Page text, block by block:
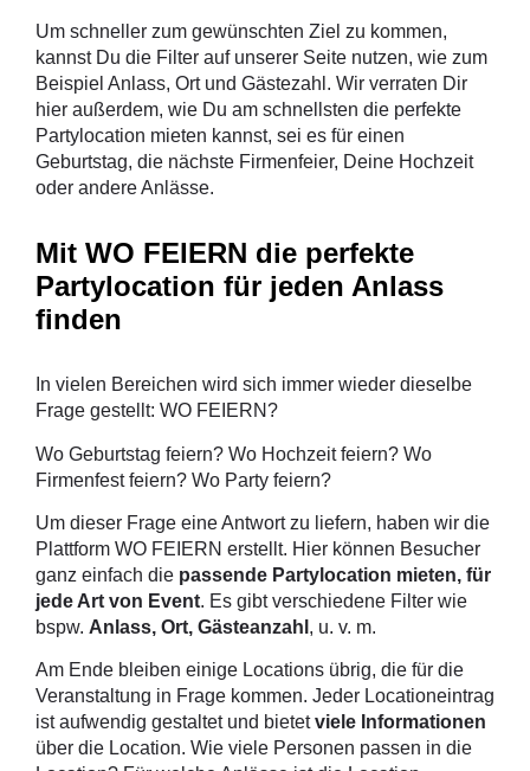
Um schneller zum gewünschten Ziel zu kommen,
kannst Du die Filter auf unserer Seite nutzen, wie zum
Beispiel Anlass, Ort und Gästezahl. Wir verraten Dir
hier außerdem, wie Du am schnellsten die perfekte
Partylocation mieten kannst, sei es für einen
Geburtstag, die nächste Firmenfeier, Deine Hochzeit
oder andere Anlässe.
Mit WO FEIERN die perfekte
Partylocation für jeden Anlass
finden
In vielen Bereichen wird sich immer wieder dieselbe
Frage gestellt: WO FEIERN?
Wo Geburtstag feiern? Wo Hochzeit feiern? Wo
Firmenfest feiern? Wo Party feiern?
Um dieser Frage eine Antwort zu liefern, haben wir die
Plattform WO FEIERN erstellt. Hier können Besucher
ganz einfach die passende Partylocation mieten, für
jede Art von Event. Es gibt verschiedene Filter wie
bspw. Anlass, Ort, Gästeanzahl , u. v. m.
Am Ende bleiben einige Locations übrig, die für die
Veranstaltung in Frage kommen. Jeder Locationeintrag
ist aufwendig gestaltet und bietetviele Informationen
über die Location. Wie viele Personen passen in die